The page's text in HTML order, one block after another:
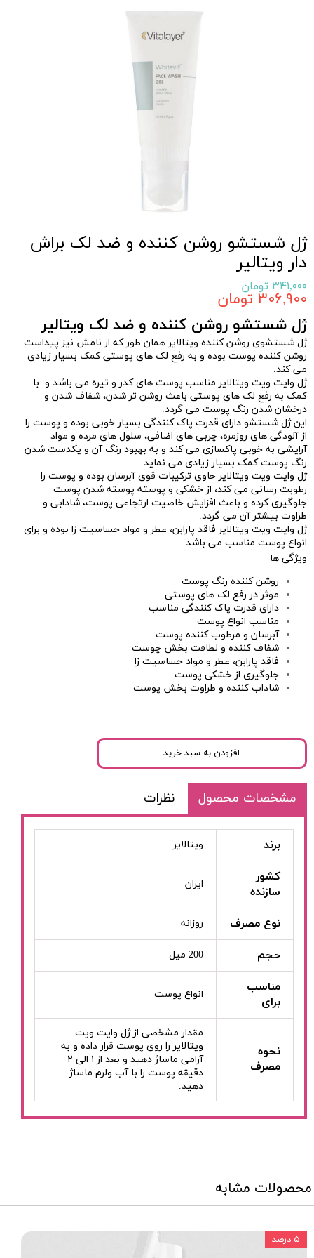
ژل شستشو روشن کننده و ضد لک براش
دار ویتالیر
۳۴۱,۰۰۰ تومان
۳۰۶,۹۰۰ تومان
ژل شستشو روشن کننده و ضد لک ویتالیر
ژل شستشوی روشن کننده ویتالایر همان طور که از نامش نیز پیداست
روشن کننده پوست بوده و به رفع لک های پوستی کمک بسیار زیادی
می کند.
ژل وایت ویت ویتالایر مناسب پوست های کدر و تیره می باشد و با
کمک به رفع لک های پوستی باعث روشن تر شدن، شفاف شدن و
درخشان شدن رنگ پوست می گردد.
اینژل شستشو دارای قدرت پاک کنندگی بسیار خوبی بوده و پوست را
از آلودگی های روزمره، چربی های اضافی، سلول های مرده و مواد
آرایشی به خوبی پاکسازی می کند و به بهبود رنگ آن و یکدست شدن
رنگ پوست کمک بسیار زیادی می نماید.
ژل وایت ویت ویتالایر حاوی ترکیبات قوی آبرسان بوده و پوست را
رطوبت رسانی می کند، از خشکی و پوسته پوسته شدن پوست
جلوگیری کرده و باعث افزایش خاصیت ارتجاعی پوست، شادابی و
طراوت بیشتر آن می گردد.
ژل وایت ویت ویتالایر فاقد پارابن، عطر و مواد حساسیت زا بوده و برای
انواع پوست مناسب می باشد.
ویژگی ها
روشن کننده رنگ پوست
موثر در رفع لک های پوستی
دارای قدرت پاک کنندگی مناسب
مناسب انواع پوست
آبرسان و مرطوب کننده پوست
شفاف کننده و لطافت بخش چوست
فاقد پارابن، عطر و مواد حساسیت زا
جلوگیری از خشکی پوست
شاداب کننده و طراوت بخش پوست
افزودن به سبد خرید
مشخصات محصول نظرات
برند ویتالایر
کشور
سازنده
ایران
نوع مصرف روزانه
حجم 200 میل
مناسب
برای
انواع پوست
نحوه
مصرف
مقدار مشخصی از ژل وایت ویت
ویتالایر را روی پوست قرار داده و به
آرامی ماساژ دهید و بعد از ۱ الی ۲
دقیقه پوست را با آب ولرم ماساژ
دهید.
محصولات مشابه
۵ درصد